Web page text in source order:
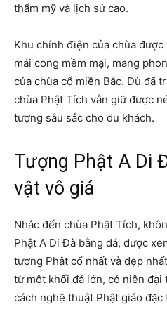
thẩm mỹ và lịch sử cao.
Khu chính điện của chùa
mái cong mềm mại, mang
của chùa cổ miền Bắc. Dù đã
chùa Phật Tích vẫn giữ được
tượng sâu sắc cho du khách.
Tượng Phật A Di
vật vô giá
Nhắc đến chùa Phật Tích,
Phật A Di Đà bằng đá, được
tượng Phật cổ nhất và đẹp
từ một khối đá lớn, có niên đại
cách nghệ thuật Phật giáo